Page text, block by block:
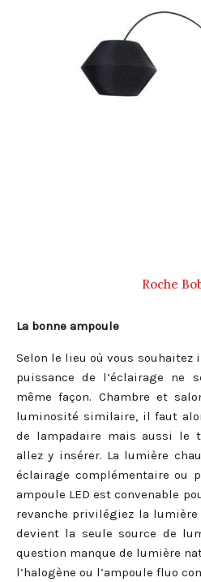
Roche
La bonne ampoule
Selon le lieu où vous souhaitez
puissance de l’éclairage ne
même façon. Chambre et
luminosité similaire, il faut
de lampadaire mais aussi le
allez y insérer. La lumière
éclairage complémentaire ou
ampoule LED est convenable
revanche privilégiez la
devient la seule source de
question manque de lumière
l’halogène ou l’ampoule fluo